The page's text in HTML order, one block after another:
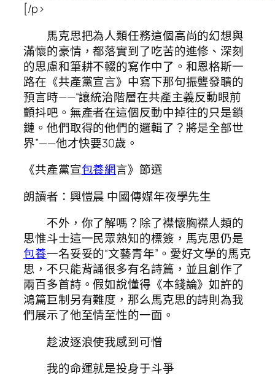
[/p>
馬克思把為人類任務這個高尚的幻想與
滿懷的豪情，都落實到了吃苦的進修、深刻
的思慮和筆耕不輟的寫作中了。和恩格斯一
路在《共產黨宣言》中寫下那句振聾發聵的
預言時——“讓統治階層在共產主義反動眼前
顫抖吧。無產者在這個反動中掉往的只是鎖
鏈。他們取得的他們的邏輯了？將是全部世
界”——他才快要30歲。
《共產黨宣包養網言》節選
朗讀者：興愷晨 中國傳媒年夜學先生
不外，你了解嗎？除了襟懷胸襟人類的
思惟斗士這一民眾熟知的標簽，馬克思仍是
包養一名妥妥的“文藝青年”。愛好文學的馬克
思，不只能背誦很多有名詩篇，並且創作了
兩百多首詩。假如說懂得《本錢論》如許的
鴻篇巨制另有難度，那么馬克思的詩則為我
們展示了他至情至性的一面。
趁波逐浪使我感到可憎
我的命運就是投身于斗爭